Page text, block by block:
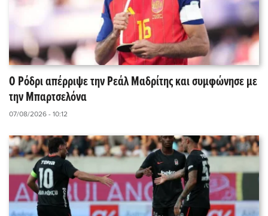
Ο Ρόδρι απέρριψε την Ρεάλ Μαδρίτης και συμφώνησε με
την Μπαρτσελόνα
07/08/2026 - 10:12